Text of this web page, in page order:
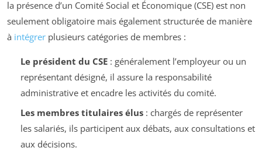
la présence d’un Comité Social et Économique (CSE) est non
seulement obligatoire mais également structurée de manière
à intégrer plusieurs catégories de membres :
Le président du CSE: généralement l’employeur ou un
représentant désigné, il assure la responsabilité
administrative et encadre les activités du comité.
Les membres titulaires élus: chargés de représenter
les salariés, ils participent aux débats, aux consultations et
aux décisions.